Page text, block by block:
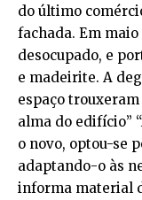
do último
fachada. Em
desocupado, e
e madeirite. A
espaço
alma do edifício”
o novo, optou-se
adaptando-o às
informa material